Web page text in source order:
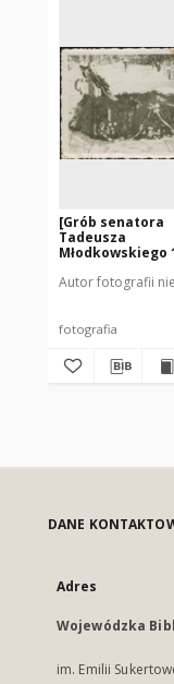
[Grób senatora
Tadeusza
Młodkowskiego
Autor fotografii
fotografia
DANE
Adres
Wojewódzka
im. Emilii